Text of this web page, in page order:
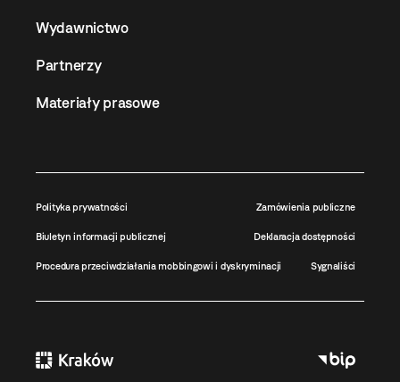
Wydawnictwo
Partnerzy
Materiały prasowe
Polityka prywatności Zamówienia publiczne
Biuletyn informacji publicznej Deklaracja dostępności
Procedura przeciwdziałania mobbingowi i dyskryminacji Sygnaliści